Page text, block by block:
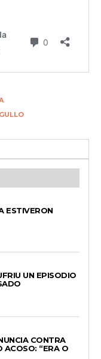
ESTIVERON
UN EPISODIO
CONTRA
ACOSO: “ERA O